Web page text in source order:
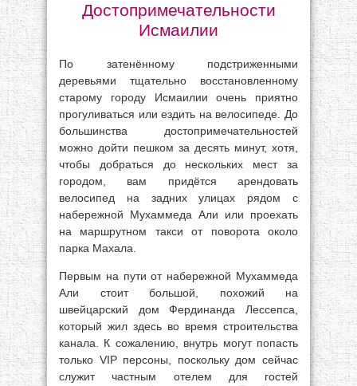
Достопримечательности
Исмаилии
По затенённому подстриженными
деревьями тщательно восстановленному
старому городу Исмаилии очень приятно
прогуливаться или ездить на велосипеде. До
большинства достопримечательностей
можно дойти пешком за десять минут, хотя,
чтобы добраться до нескольких мест за
городом, вам придётся арендовать
велосипед на задних улицах рядом с
набережной Мухаммеда Али или проехать
на маршрутном такси от поворота около
парка Махала.
Первым на пути от набережной Мухаммеда
Али стоит большой, похожий на
швейцарский дом Фердинанда Лессепса,
который жил здесь во время строительства
канала. К сожалению, внутрь могут попасть
только VIР персоны, поскольку дом сейчас
служит частным отелем для гостей